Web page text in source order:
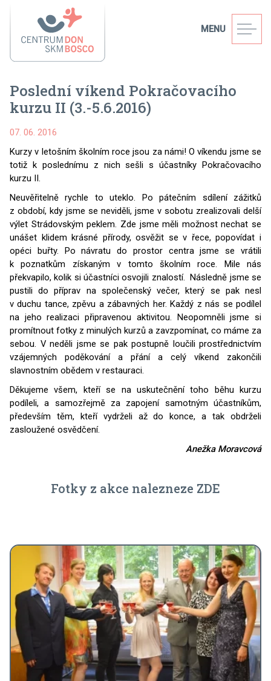
MENU
Poslední víkend Pokračovacího
kurzu II (3.-5.6.2016)
07. 06. 2016
Kurzy v letošním školním roce jsou za námi! O víkendu jsme se
totiž k poslednímu z nich sešli s účastníky Pokračovacího
kurzu II.
Neuvěřitelně rychle to uteklo. Po pátečním sdílení zážitků
z období, kdy jsme se neviděli, jsme v sobotu zrealizovali delší
výlet Strádovským peklem. Zde jsme měli možnost nechat se
unášet klidem krásné přírody, osvěžit se v řece, popovídat i
opéci buřty. Po návratu do prostor centra jsme se vrátili
k poznatkům získaným v tomto školním roce. Mile nás
překvapilo, kolik si účastníci osvojili znalostí. Následně jsme se
pustili do příprav na společenský večer, který se pak nesl
v duchu tance, zpěvu a zábavných her. Každý z nás se podílel
na jeho realizaci připravenou aktivitou. Neopomněli jsme si
promítnout fotky z minulých kurzů a zavzpomínat, co máme za
sebou. V neděli jsme se pak postupně loučili prostřednictvím
vzájemných poděkování a přání a celý víkend zakončili
slavnostním obědem v restauraci.
Děkujeme všem, kteří se na uskutečnění toho běhu kurzu
podíleli, a samozřejmě za zapojení samotným účastníkům,
především těm, kteří vydrželi až do konce, a tak obdrželi
zasloužené osvědčení.
Anežka Moravcová
Fotky z akce nalezneze ZDE